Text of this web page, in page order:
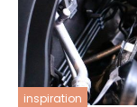
inspiration